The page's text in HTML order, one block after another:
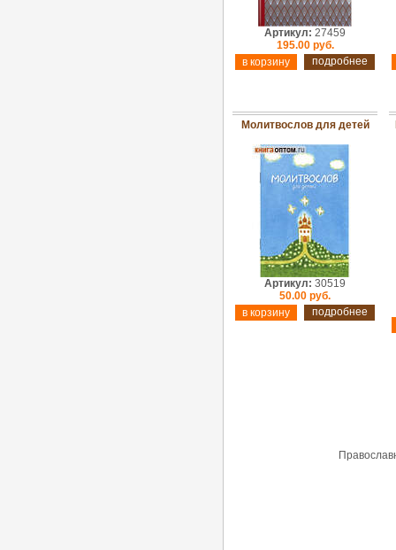
Артикул: 27459
195.00 руб.
подробнее
Молитвослов для детей
Артикул: 30519
50.00 руб.
подробнее